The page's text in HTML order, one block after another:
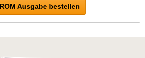
Ausgabe bestellen